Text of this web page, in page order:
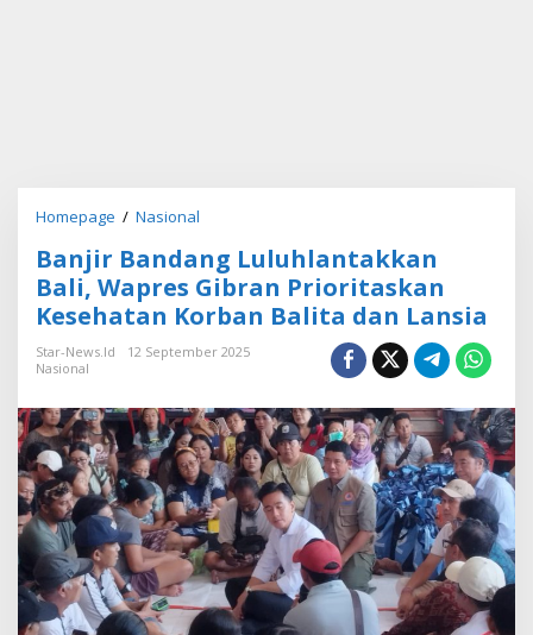
Homepage / Nasional
n
j
i
r
B
d
a
n
g
L
u
l
u
h
l
a
Banjir Bandang Luluhlantakkan
Bali, Wapres Gibran Prioritaskan
Kesehatan Korban Balita dan Lansia
Star-News.id
12 September 2025
Nasional